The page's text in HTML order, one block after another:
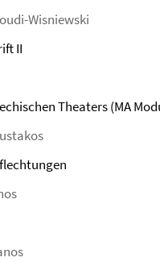
Wisniewski
II
Theaters (MA